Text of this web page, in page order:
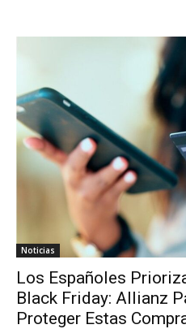
Noticias
Los Españoles
Black Friday: Allianz
Proteger Estas